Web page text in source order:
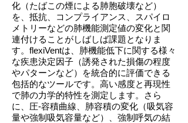
化（たばこの煙による肺胞破壊など）
を、抵抗、コンプライアンス、スパイロ
メトリーなどの肺機能測定値の変化と関
連付けることがしばしば課題となりま
す。flexiVentは、肺機能低下に関する様々
な疾患決定因子（誘発された損傷の程度
やパターンなど）を統合的に評価できる
包括的なツールです。高い感度と再現性
で肺の力学的特性を測定します。さら
に、圧-容積曲線、肺容積の変化（吸気容
量や強制吸気容量など）、強制呼気の結